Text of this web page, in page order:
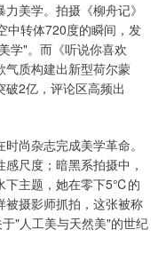
美学。拍摄《柳舟记》
中转体720度的瞬间，发
学"。而《听说你喜欢
气质构建出新型荷尔蒙
2亿，评论区高频出
尚杂志完成美学革命。
尺度；暗黑系拍摄中，
下主题，她在零下5℃的
被摄影师抓拍，这张被称
"人工美与天然美"的世纪